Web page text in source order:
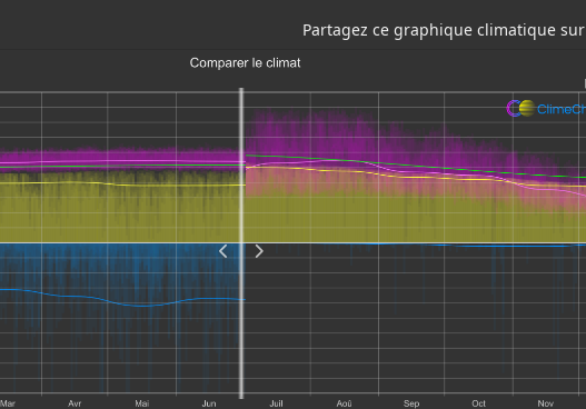
Partagez ce graphique climatique sur